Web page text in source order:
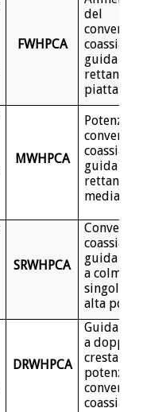
FWHPCA
del
convertitore
coassiale a
guida d'onda
rettangolare
piatta
MWHPCA
Potenza del
convertitore
coassiale a
guida d'onda
rettangolare
media
SRWHPCA
Convertitore
coassiale a
guida d'onda
a colmo
singolo ad
alta potenza
DRWHPCA
Guida d'onda
a doppia
cresta ad alta
potenza a
convertitore
coassiale